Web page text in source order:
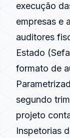
execução
empresas e
auditores
Estado
formato de
segundo
projeto
Inspetorias